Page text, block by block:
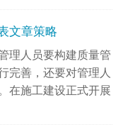
文章策略
理人员要构建质量管
完善，还要对管理人
在施工建设正式开展